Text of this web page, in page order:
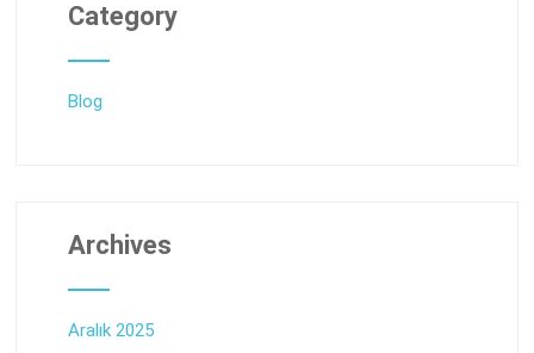
Category
Blog
Archives
Aralık 2025